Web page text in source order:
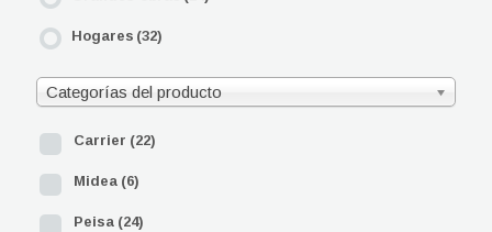
Hogares (32)
Categorías del producto
Carrier (22)
Midea (6)
Peisa (24)